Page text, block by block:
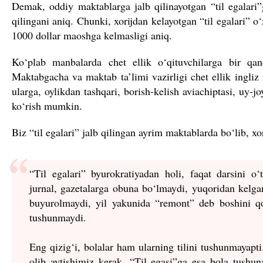
Demak, oddiy maktablarga jalb qilinayotgan “til
qilingani aniq. Chunki, xorijdan kelayotgan “til egalari”
1000 dollar maoshga kelmasligi aniq.
Ko‘plab manbalarda chet ellik o‘qituvchilarga bir
Maktabgacha va maktab ta’limi vazirligi chet ellik
ularga, oylikdan tashqari, borish-kelish aviachiptasi, uy-
ko‘rish mumkin.
Biz “til egalari” jalb qilingan ayrim maktablarda bo‘lib,
“Til egalari” byurokratiyadan holi, faqat darsini
jurnal, gazetalarga obuna bo‘lmaydi, yuqoridan
buyurolmaydi, yil yakunida “remont” deb boshini
tushunmaydi.
Eng qizig‘i, bolalar ham ularning tilini